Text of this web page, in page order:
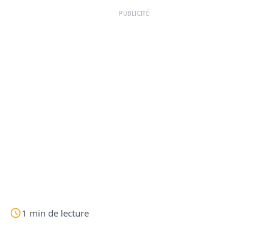
PUBLICITÉ
1 min de lecture